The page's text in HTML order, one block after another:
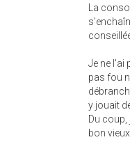
La
Je ne l'ai
pas fou
y jouait
Du coup,
bon